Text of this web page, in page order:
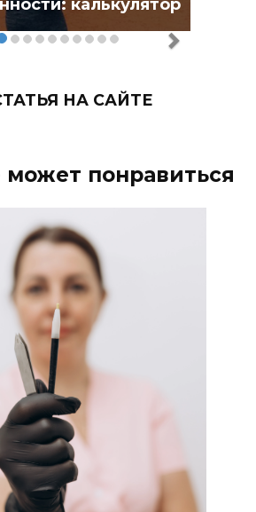
калькулятор
НА САЙТЕ
понравиться